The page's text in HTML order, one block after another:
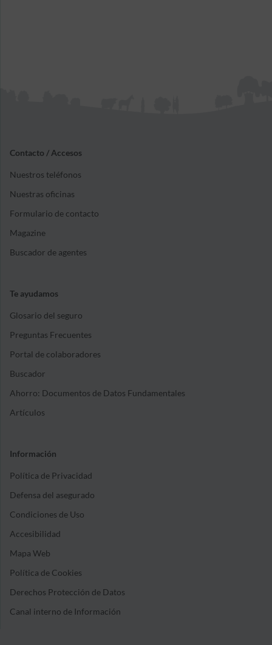
Contacto / Accesos
Nuestros teléfonos
Nuestras oficinas
Formulario de contacto
Magazine
Buscador de agentes
Te ayudamos
Glosario del seguro
Preguntas Frecuentes
Portal de colaboradores
Buscador
Ahorro: Documentos de Datos Fundamentales
Artículos
Información
Política de Privacidad
Defensa del asegurado
Condiciones de Uso
Accesibilidad
Mapa Web
Política de Cookies
Derechos Protección de Datos
Canal interno de Información